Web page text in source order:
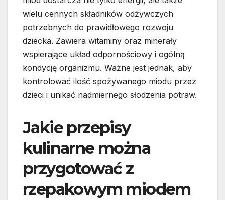
wielu cennych składników odżywczych
potrzebnych do prawidłowego rozwoju
dziecka. Zawiera witaminy oraz minerały
wspierające układ odpornościowy i ogólną
kondycję organizmu. Ważne jest jednak, aby
kontrolować ilość spożywanego miodu przez
dzieci i unikać nadmiernego słodzenia potraw.
Jakie przepisy
kulinarne można
przygotować z
rzepakowym miodem